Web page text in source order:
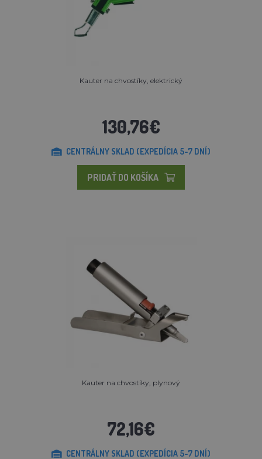
Kauter na chvostíky, elektrický
130,76€
CENTRÁLNY SKLAD (EXPEDÍCIA 5-7 DNÍ)
PRIDAŤ DO KOŠÍKA
Kauter na chvostíky, plynový
72,16€
CENTRÁLNY SKLAD (EXPEDÍCIA 5-7 DNÍ)